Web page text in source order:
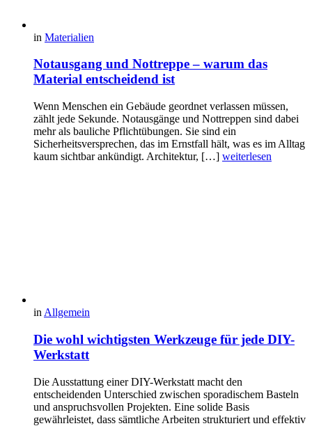
in Materialien
Notausgang und Nottreppe – warum das
Material entscheidend ist
Wenn Menschen ein Gebäude geordnet verlassen müssen,
zählt jede Sekunde. Notausgänge und Nottreppen sind dabei
mehr als bauliche Pflichtübungen. Sie sind ein
Sicherheitsversprechen, das im Ernstfall hält, was es im Alltag
kaum sichtbar ankündigt. Architektur, […] weiterlesen
in Allgemein
Die wohl wichtigsten Werkzeuge für jede DIY-
Werkstatt
Die Ausstattung einer DIY-Werkstatt macht den
entscheidenden Unterschied zwischen sporadischem Basteln
und anspruchsvollen Projekten. Eine solide Basis
gewährleistet, dass sämtliche Arbeiten strukturiert und effektiv